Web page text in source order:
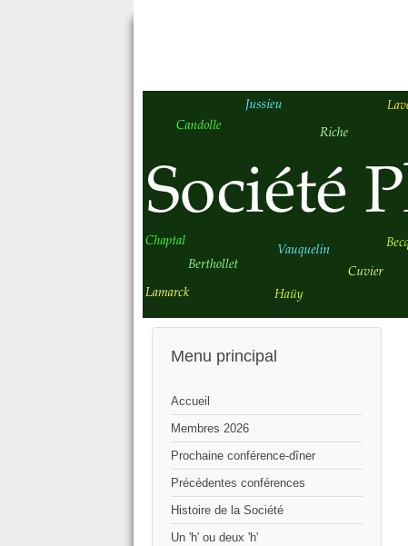
Menu principal
Accueil
Membres 2026
Prochaine conférence-dîner
Précédentes conférences
Histoire de la Société
Un 'h' ou deux 'h'